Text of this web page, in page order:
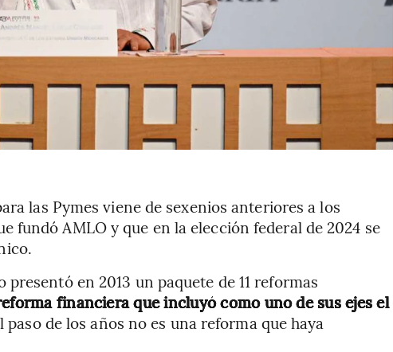
las Pymes viene de sexenios anteriores a los
fundó AMLO y que en la elección federal de 2024 se
en 2013 un paquete de 11 reformas
financiera que incluyó como uno de sus ejes el
paso de los años no es una reforma que haya